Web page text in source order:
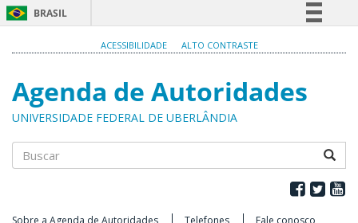
BRASIL
Participe
Acesso à informação
ACESSIBILIDADE ALTO CONTRASTE
Agenda de Autoridades
UNIVERSIDADE FEDERAL DE UBERLÂNDIA
Sobre a Agenda de Autoridades Telefones Fale conosco